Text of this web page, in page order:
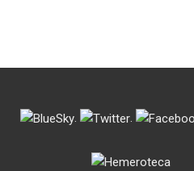
. .